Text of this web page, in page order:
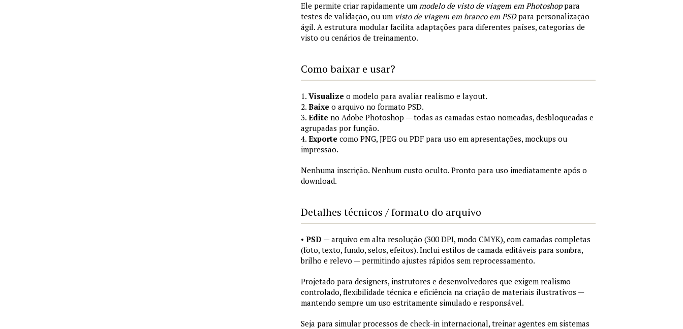
Ele permite criar rapidamente um modelo de visto de viagem em Photoshoppara
testes de validação, ou um visto de viagem em branco em PSDpara personalização
ágil. A estrutura modular facilita adaptações para diferentes países, categorias de
visto ou cenários de treinamento.
Como baixar e usar?
1. Visualize o modelo para avaliar realismo e layout.
2. Baixe o arquivo no formato PSD.
3. Edite no Adobe Photoshop — todas as camadas estão nomeadas, desbloqueadas e
agrupadas por função.
4. Exporte como PNG, JPEG ou PDF para uso em apresentações, mockups ou
impressão.
Nenhuma inscrição. Nenhum custo oculto. Pronto para uso imediatamente após o
download.
Detalhes técnicos / formato do arquivo
• PSD — arquivo em alta resolução (300 DPI, modo CMYK), com camadas completas
(foto, texto, fundo, selos, efeitos). Inclui estilos de camada editáveis para sombra,
brilho e relevo — permitindo ajustes rápidos sem reprocessamento.
Projetado para designers, instrutores e desenvolvedores que exigem realismo
controlado, flexibilidade técnica e eficiência na criação de materiais ilustrativos —
mantendo sempre um uso estritamente simulado e responsável.
Seja para simular processos de check-in internacional, treinar agentes em sistemas